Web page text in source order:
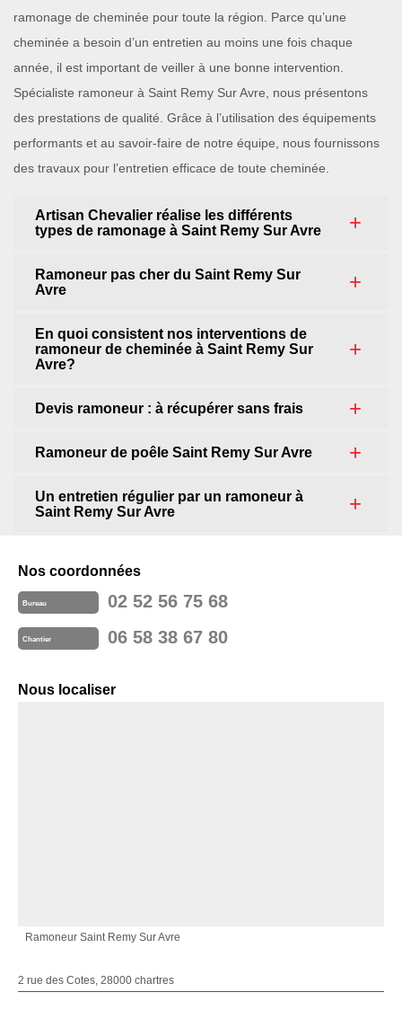
ramonage de cheminée pour toute la région. Parce qu’une
cheminée a besoin d’un entretien au moins une fois chaque
année, il est important de veiller à une bonne intervention.
Spécialiste ramoneur à Saint Remy Sur Avre, nous présentons
des prestations de qualité. Grâce à l’utilisation des équipements
performants et au savoir-faire de notre équipe, nous fournissons
des travaux pour l’entretien efficace de toute cheminée.
Artisan Chevalier réalise les différents
types de ramonage à Saint Remy Sur Avre
Ramoneur pas cher du Saint Remy Sur
Avre
En quoi consistent nos interventions de
ramoneur de cheminée à Saint Remy Sur
Avre?
Devis ramoneur : à récupérer sans frais
Ramoneur de poêle Saint Remy Sur Avre
Un entretien régulier par un ramoneur à
Saint Remy Sur Avre
Nos coordonnées
Bureau 02 52 56 75 68
Chantier 06 58 38 67 80
Nous localiser
Ramoneur Saint Remy Sur Avre
2 rue des Cotes, 28000 chartres